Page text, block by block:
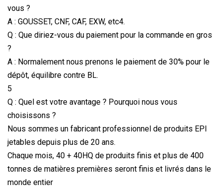
vous ?
A : GOUSSET, CNF, CAF, EXW, etc4.
Q : Que diriez-vous du paiement pour la commande en gros
?
A : Normalement nous prenons le paiement de 30% pour le
dépôt, équilibre contre BL.
5
Q : Quel est votre avantage ? Pourquoi nous vous
choisissons ?
Nous sommes un fabricant professionnel de produits EPI
jetables depuis plus de 20 ans.
Chaque mois, 40 + 40HQ de produits finis et plus de 400
tonnes de matières premières seront finis et livrés dans le
monde entier